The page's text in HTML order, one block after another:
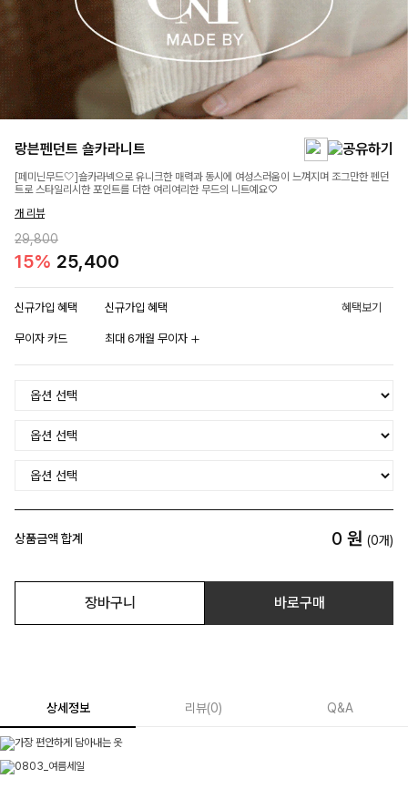
랑븐펜던트 숄카라니트
[페미닌무드🤍]숄카라넥으로 유니크한 매력과 동시에 여성스러움이 느껴지며 조그만한 펜던
트로 스타일리시한 포인트를 더한 여리여리한 무드의 니트예요♡
개 리뷰
29,800
15% 25,400
신규가입 혜택 신규가입 혜택 혜택보기
무이자 카드 최대 6개월 무이자
상품금액 합계 0 원 (0개)
장바구니 바로구매
상세정보 리뷰(0) Q&A